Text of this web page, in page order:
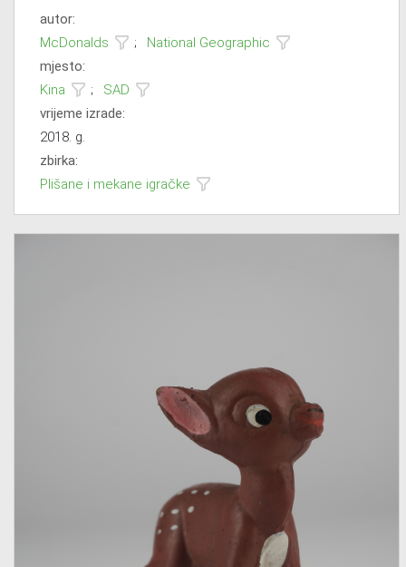
autor:
McDonalds
;
National Geographic
mjesto:
Kina
;
SAD
vrijeme izrade:
2018. g.
zbirka:
Plišane i mekane igračke